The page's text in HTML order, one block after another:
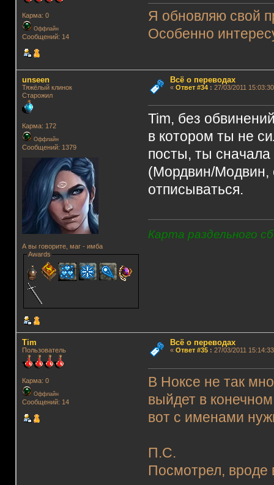
Карма: 0
Оффлайн
Сообщений: 14
Я обновляю свой
Особенно
unseen
Тяжёлый клинок
Старожил
Карма: 172
Оффлайн
Сообщений: 1379
А вы говорите, маг - имба
Awards
Всё о переводах
« Ответ #34: 27/03/2011
Tim, без
в котором ты не
посты, ты
(Мордвин/Модвин,
отписываться.
Карта раздельного
Tim
Пользователь
Карма: 0
Оффлайн
Сообщений: 14
Всё о переводах
« Ответ #35: 27/03/2011
В Ноксе не так
выйдет в
вот с именами
П.С.
Посмотрел, вроде